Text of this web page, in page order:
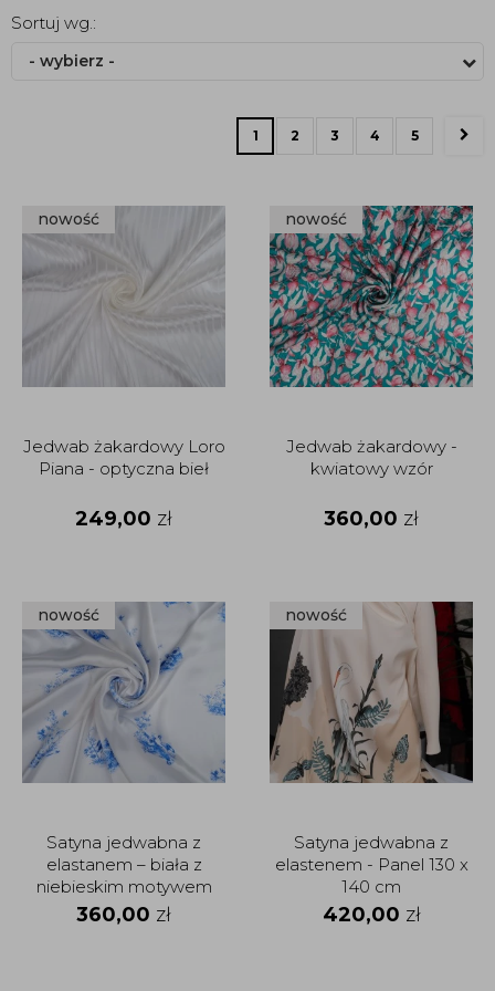
Sortuj wg.:
- wybierz -
1 2 3 4 5
nowość
Jedwab żakardowy Loro
Piana - optyczna bieł
249,00 zł
nowość
Jedwab żakardowy -
kwiatowy wzór
360,00 zł
nowość
Satyna jedwabna z
elastanem – biała z
niebieskim motywem
botanicznym
360,00 zł
nowość
Satyna jedwabna z
elastenem - Panel 130 x
140 cm
420,00 zł